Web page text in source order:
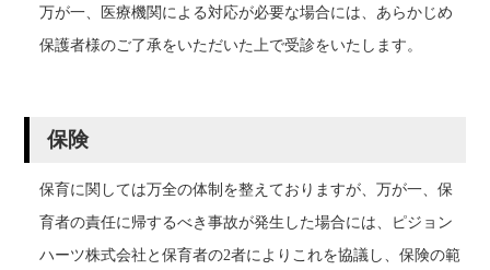
万が一、医療機関による対応が必要な場合には、あらかじめ
保護者様のご了承をいただいた上で受診をいたします。
保険
保育に関しては万全の体制を整えておりますが、万が一、保
育者の責任に帰するべき事故が発生した場合には、ピジョン
ハーツ株式会社と保育者の2者によりこれを協議し、保険の範